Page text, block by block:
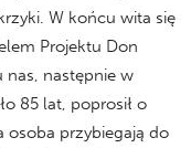
W końcu wita się
Projektu Don
nas, następnie w
85 lat, poprosił o
osoba przybiegają do